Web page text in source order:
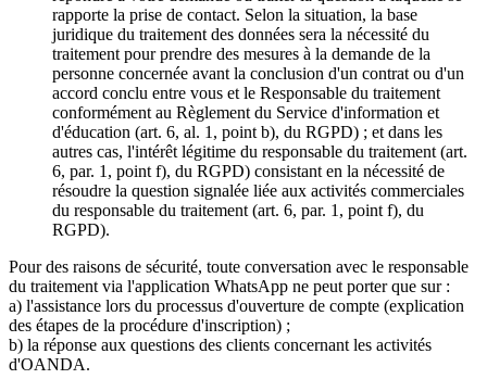
rapporte la prise de contact. Selon la situation, la base
juridique du traitement des données sera la nécessité du
traitement pour prendre des mesures à la demande de la
personne concernée avant la conclusion d'un contrat ou d'un
accord conclu entre vous et le Responsable du traitement
conformément au Règlement du Service d'information et
d'éducation (art. 6, al. 1, point b), du RGPD) ; et dans les
autres cas, l'intérêt légitime du responsable du traitement (art.
6, par. 1, point f), du RGPD) consistant en la nécessité de
résoudre la question signalée liée aux activités commerciales
du responsable du traitement (art. 6, par. 1, point f), du
RGPD).
Pour des raisons de sécurité, toute conversation avec le responsable
du traitement via l'application WhatsApp ne peut porter que sur :
a) l'assistance lors du processus d'ouverture de compte (explication
des étapes de la procédure d'inscription) ;
b) la réponse aux questions des clients concernant les activités
d'OANDA.